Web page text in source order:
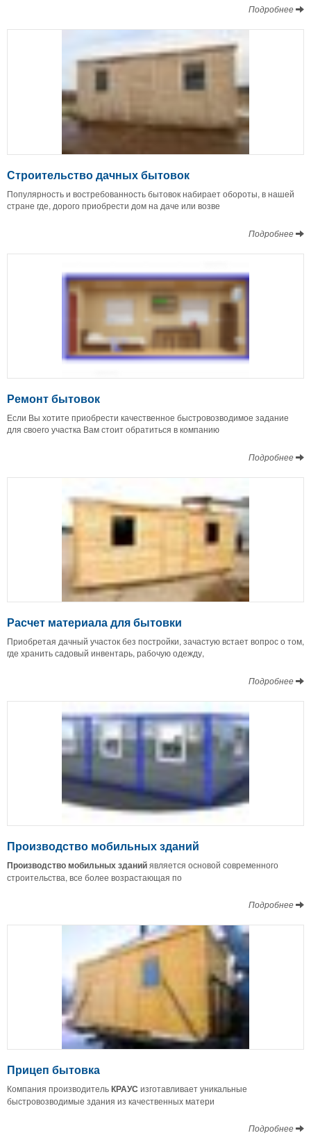
Подробнее
Строительство дачных бытовок
Популярность и востребованность бытовок набирает обороты, в нашей
стране где, дорого приобрести дом на даче или возве
Подробнее
Ремонт бытовок
Если Вы хотите приобрести качественное быстровозводимое задание
для своего участка Вам стоит обратиться в компанию
Подробнее
Расчет материала для бытовки
Приобретая дачный участок без постройки, зачастую встает вопрос о том,
где хранить садовый инвентарь, рабочую одежду,
Подробнее
Производство мобильных зданий
Производство мобильных зданийявляется основой современного
строительства, все более возрастающая по
Подробнее
Прицеп бытовка
Компания производительКРАУС изготавливает уникальные
быстровозводимые здания из качественных матери
Подробнее